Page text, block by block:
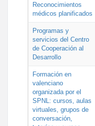
Reconocimientos
médicos planificados
Programas y
servicios del Centro
de Cooperación al
Desarrollo
Formación en
valenciano
organizada por el
SPNL: cursos, aulas
virtuales, grupos de
conversación,